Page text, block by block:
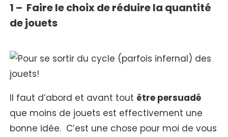
1 – Faire le choix de réduire la quantité
de jouets
Il faut d’abord et avant tout être persuadé
que moins de jouets est effectivement une
bonne idée. C’est une chose pour moi de vous